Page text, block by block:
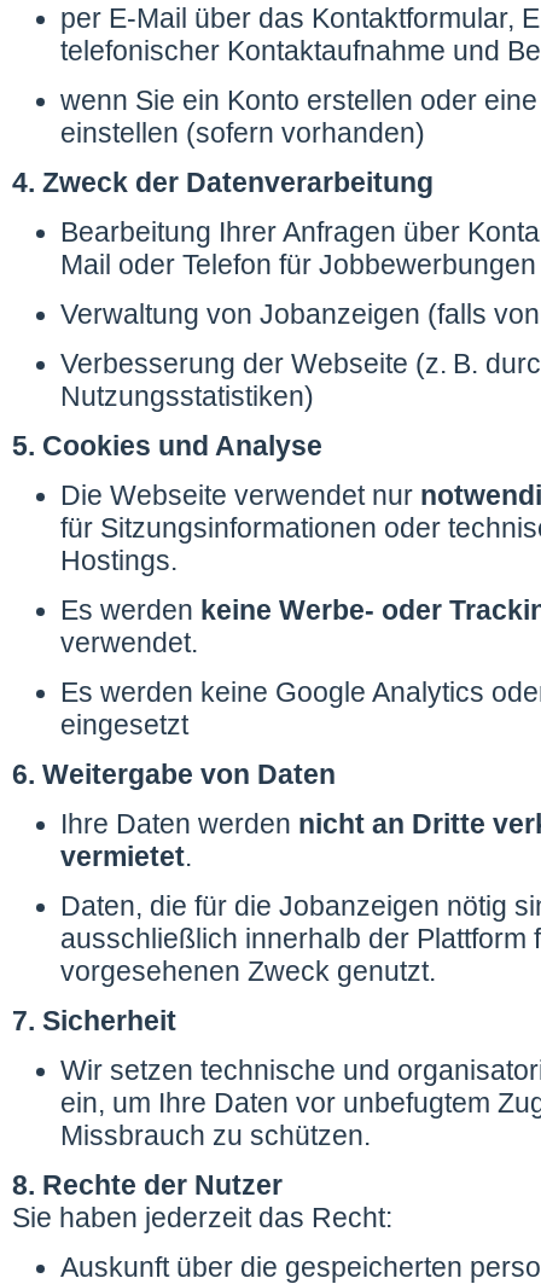
per E-Mail über das Kontaktformular,
telefonischer Kontaktaufnahme und
wenn Sie ein Konto erstellen oder
einstellen (sofern vorhanden)
4. Zweck der Datenverarbeitung
Bearbeitung Ihrer Anfragen über
Mail oder Telefon für Jobbewerbungen
Verwaltung von Jobanzeigen (falls
Verbesserung der Webseite (z. B.
Nutzungsstatistiken)
5. Cookies und Analyse
Die Webseite verwendet nur
für Sitzungsinformationen oder
Hostings.
Es werden keine Werbe- oder
verwendet.
Es werden keine Google Analytics
eingesetzt
6. Weitergabe von Daten
Ihre Daten werden nicht an Dritte
vermietet.
Daten, die für die Jobanzeigen nötig
ausschließlich innerhalb der Plattform
vorgesehenen Zweck genutzt.
7. Sicherheit
Wir setzen technische und
ein, um Ihre Daten vor unbefugtem
Missbrauch zu schützen.
8. Rechte der Nutzer
Sie haben jederzeit das Recht:
Auskunft über die gespeicherten